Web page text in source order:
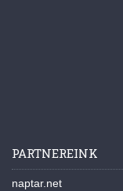
PARTNEREINK
naptar.net